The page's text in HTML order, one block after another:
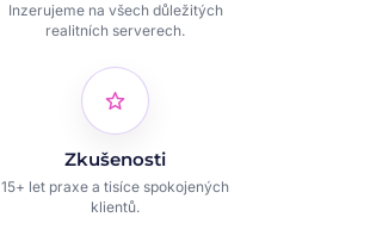
Inzerujeme na všech důležitých
realitních serverech.
star
Zkušenosti
15+ let praxe a tisíce spokojených
klientů.